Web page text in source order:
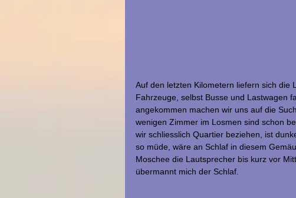
Auf den letzten Kilometern liefern sich die
Fahrzeuge, selbst Busse und Lastwagen
angekommen machen wir uns auf die
wenigen Zimmer im Losmen sind schon
wir schliesslich Quartier beziehen, ist
so müde, wäre an Schlaf in diesem
Moschee die Lautsprecher bis kurz vor
übermannt mich der Schlaf.